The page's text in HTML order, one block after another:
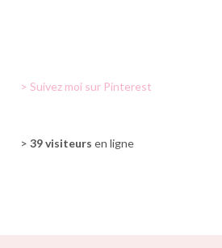
> Suivez moi sur Pinterest
> 39 visiteurs en ligne